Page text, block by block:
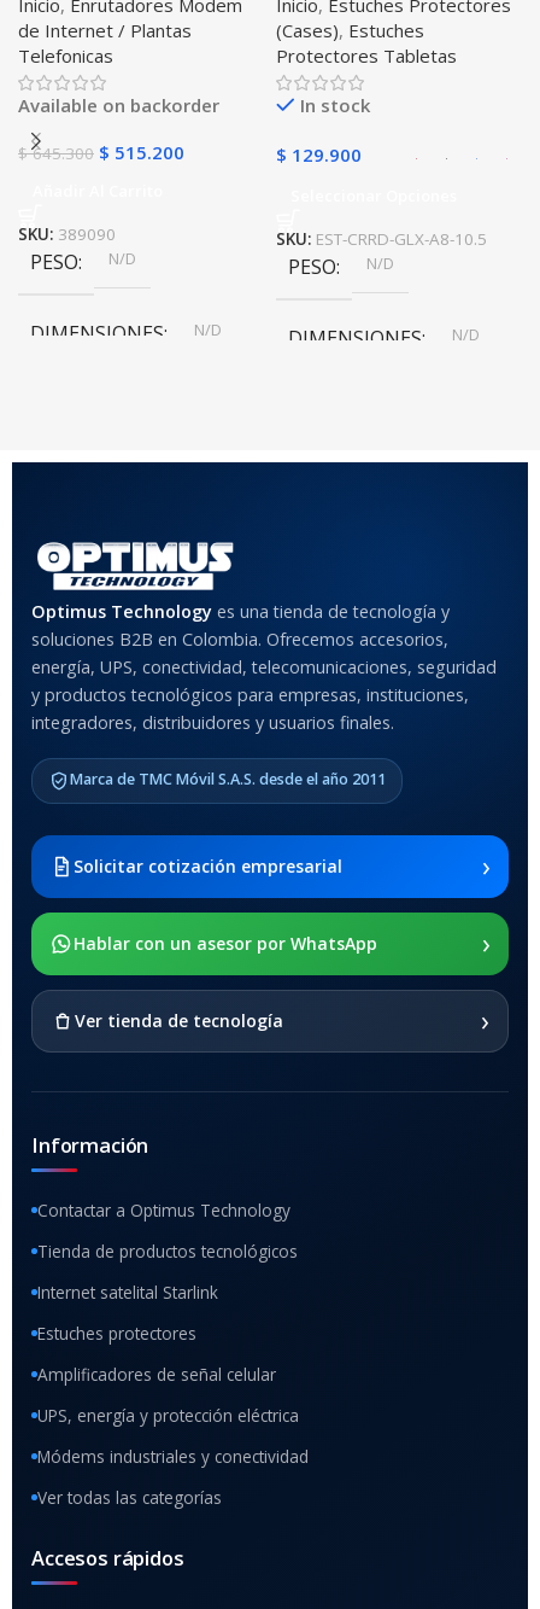
Libre Todo Operador 4G
LTE SIMCARD
de Internet / Plantas
Telefonicas
Available on backorder
$645.300 $ 515.200
SKU: 389090
PESO N/D
DIMENSIONES N/D
Tablet Samsung Galaxy
Tab A8 10.5 2021 – 2022
SM-x200 SM-x205 Anti
golpes con soporte
(Cases), Estuches
Protectores Tabletas
In stock
$ 129.900
SKU: EST-CRRD-GLX-A8-10.5
PESO N/D
DIMENSIONES N/D
Anti-Shock
MODELO DE TABLETS
COMPATIBLES
Samsung Galaxy Tab A8 10.5
2021 SM-x200 / Samsung
Galaxy Tab A8 10.5 2021 SM-
SI
Optimus Technology es una tienda de tecnología y
soluciones B2B en Colombia. Ofrecemos accesorios,
energía, UPS, conectividad, telecomunicaciones, seguridad
y productos tecnológicos para empresas, instituciones,
integradores, distribuidores y usuarios finales.
Marca de TMC Móvil S.A.S. desde el año 2011
Solicitar cotización empresarial ›
Hablar con un asesor por WhatsApp ›
Ver tienda de tecnología ›
Información
Contactar a Optimus Technology
Tienda de productos tecnológicos
Internet satelital Starlink
Estuches protectores
Amplificadores de señal celular
UPS, energía y protección eléctrica
Módems industriales y conectividad
Ver todas las categorías
Accesos rápidos